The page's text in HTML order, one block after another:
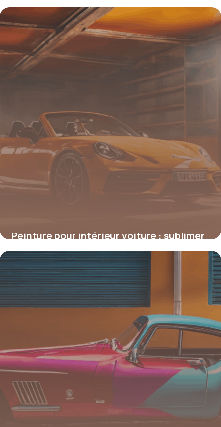
vraiment savoir avant de se lancer
4 juillet 2025
Peinture pour intérieur voiture : sublimer
et protéger votre habitacle
4 juillet 2025